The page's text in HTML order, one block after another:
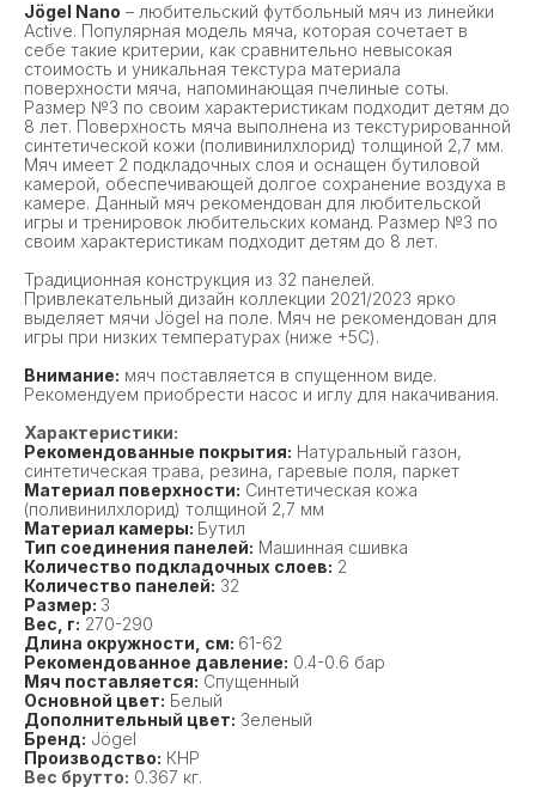
Jögel Nano – любительский футбольный мяч из линейки
Active. Популярная модель мяча, которая сочетает в
себе такие критерии, как сравнительно невысокая
стоимость и уникальная текстура материала
поверхности мяча, напоминающая пчелиные соты.
Размер №3 по своим характеристикам подходит детям до
8 лет. Поверхность мяча выполнена из текстурированной
синтетической кожи (поливинилхлорид) толщиной 2,7 мм.
Мяч имеет 2 подкладочных слоя и оснащен бутиловой
камерой, обеспечивающей долгое сохранение воздуха в
камере. Данный мяч рекомендован для любительской
игры и тренировок любительских команд. Размер №3 по
своим характеристикам подходит детям до 8 лет.
Традиционная конструкция из 32 панелей.
Привлекательный дизайн коллекции 2021/2023 ярко
выделяет мячи Jögel на поле. Мяч не рекомендован для
игры при низких температурах (ниже +5С).
Внимание: мяч поставляется в спущенном виде.
Рекомендуем приобрести насос и иглу для накачивания.
Характеристики:
Рекомендованные покрытия: Натуральный газон,
синтетическая трава, резина, гаревые поля, паркет
Материал поверхности: Синтетическая кожа
(поливинилхлорид) толщиной 2,7 мм
Материал камеры: Бутил
Тип соединения панелей: Машинная сшивка
Количество подкладочных слоев: 2
Количество панелей: 32
Размер: 3
Вес, г: 270-290
Длина окружности, см: 61-62
Рекомендованное давление: 0.4-0.6 бар
Мяч поставляется: Спущенный
Основной цвет: Белый
Дополнительный цвет: Зеленый
Бренд: Jögel
Производство: КНР
Вес брутто: 0.367 кг.